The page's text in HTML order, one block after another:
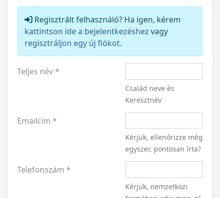
Regisztrált felhasználó? Ha igen, kérem
kattintson ide a bejelentkezéshez vagy
regisztráljon egy új fiókot.
Teljes név*
Család neve és
Keresztnév
Emailcím *
Kérjük, ellenőrizze még
egyszer, pontosan írta?
Telefonszám *
Kérjük, nemzetközi